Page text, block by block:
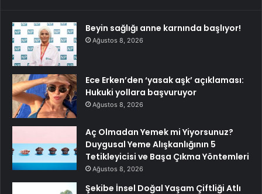
Beyin sağlığı anne karnında başlıyor!
Ağustos 8, 2026
Ece Erken’den ‘yasak aşk’ açıklaması:
Hukuki yollara başvuruyor
Ağustos 8, 2026
Aç Olmadan Yemek mi Yiyorsunuz?
Duygusal Yeme Alışkanlığının 5
Tetikleyicisi ve Başa Çıkma Yöntemleri
Ağustos 8, 2026
Şekibe İnsel Doğal Yaşam Çiftliği Atlı